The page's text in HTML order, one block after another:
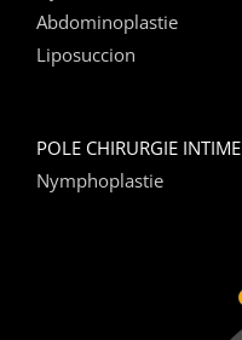
Abdominoplastie
Liposuccion
POLE CHIRURGIE INTIME
Nymphoplastie